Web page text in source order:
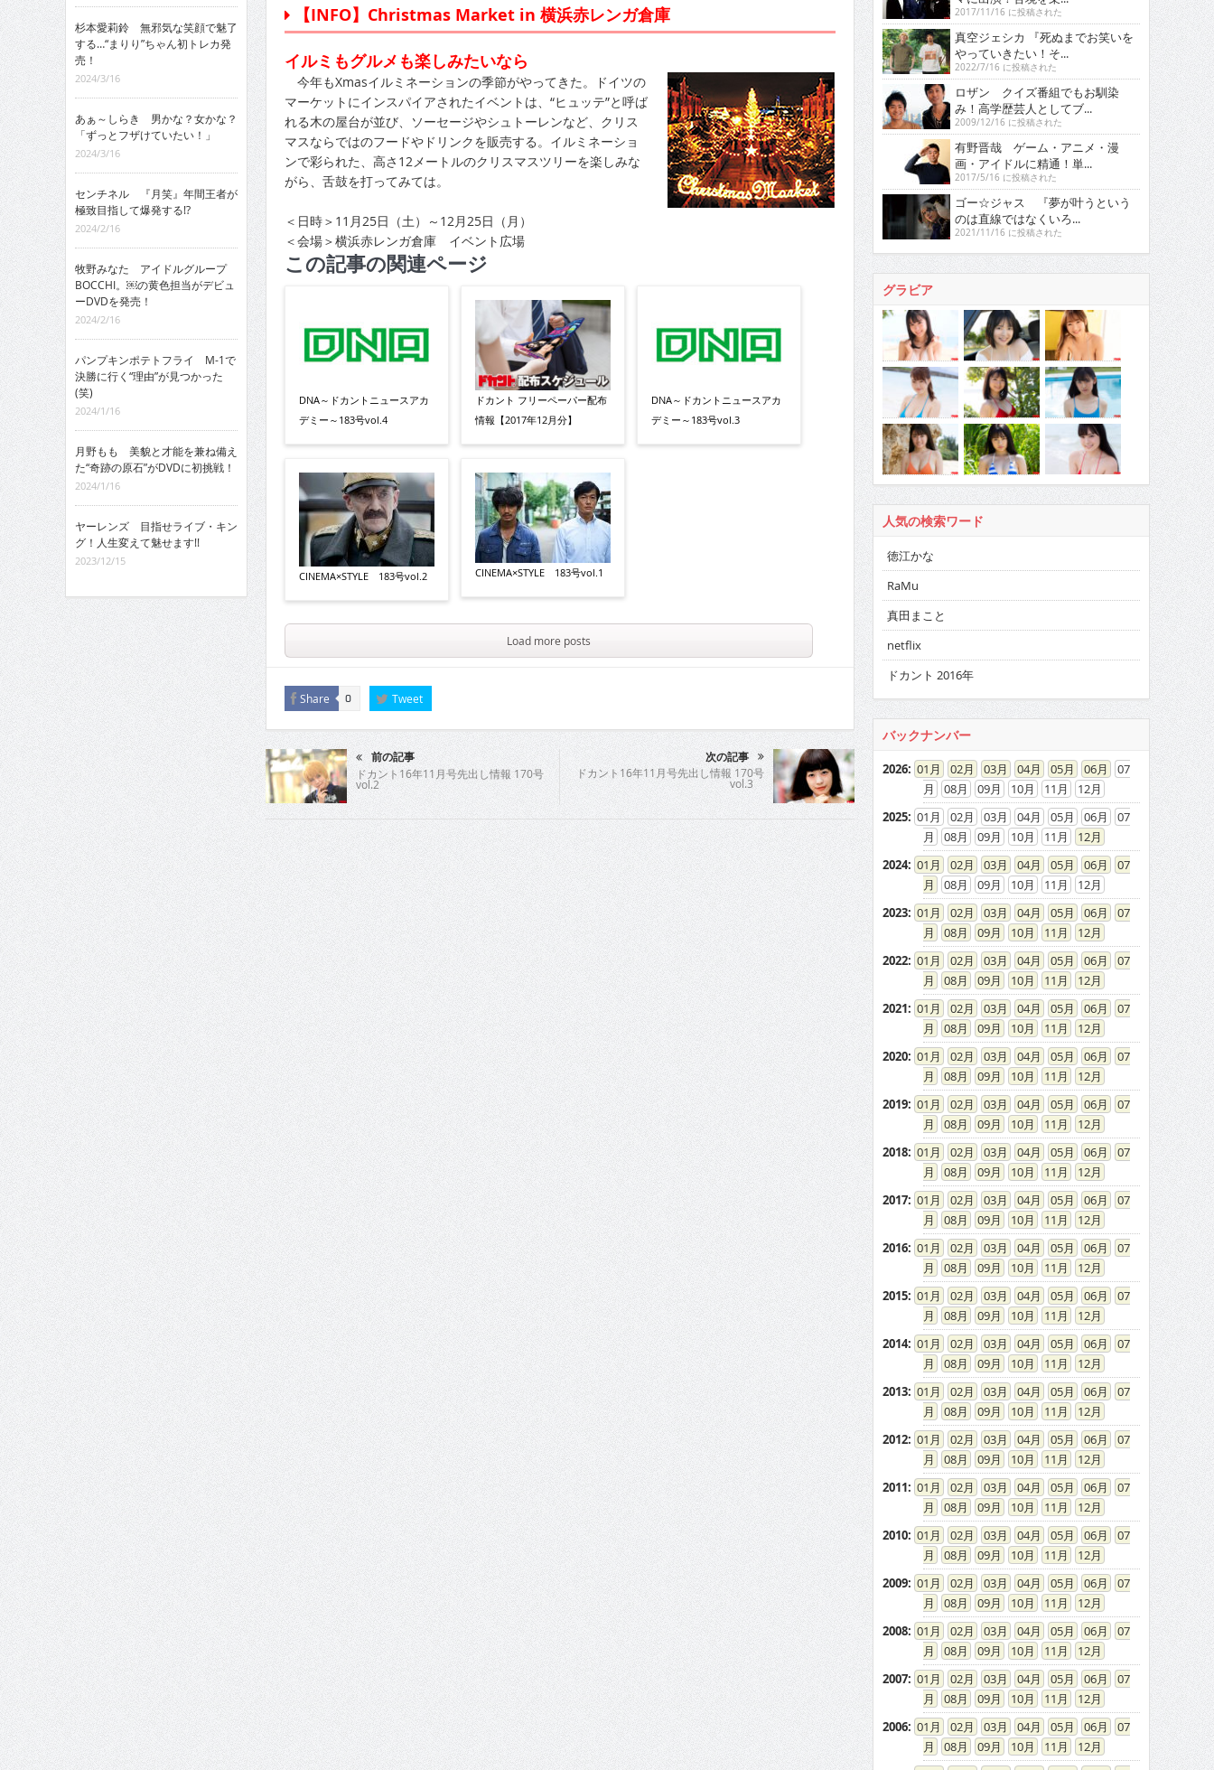
【INFO】Christmas Market in 横浜赤レンガ倉庫
イルミもグルメも楽しみたいなら
今年もXmasイルミネーションの季節がやってきた。ドイツの
マーケットにインスパイアされたイベントは、“ヒュッテ”と呼ば
れる木の屋台が並び、ソーセージやシュトーレンなど、クリス
マスならではのフードやドリンクを販売する。イルミネーショ
ンで彩られた、高さ12メートルのクリスマスツリーを楽しみな
がら、舌鼓を打ってみては。
＜日時＞11月25日（土）～12月25日（月）
＜会場＞横浜赤レンガ倉庫 イベント広場
この記事の関連ページ
DNA～ドカントニュースアカ
デミー～183号vol.4
CINEMA×STYLE 183号vol.2
ドカント フリーペーパー配布
情報【2017年12月分】
CINEMA×STYLE 183号vol.1
DNA～ドカントニュースアカ
デミー～183号vol.3
Load more posts
Share 0 Tweet
前の記事
ドカント16年11月号先出し情報 170号
vol.2
次の記事
ドカント16年11月号先出し情報 170号
vol.3
杉本愛莉鈴 無邪気な笑顔で魅了
する…“まりり”ちゃん初トレカ発
売！
2024/3/16
あぁ～しらき 男かな？女かな？
「ずっとフザけていたい！」
2024/3/16
センチネル 『月笑』年間王者が
極致目指して爆発する!?
2024/2/16
牧野みなた アイドルグループ
BOCCHI。￼の黄色担当がデビュ
ーDVDを発売！
2024/2/16
パンプキンポテトフライ M-1で
決勝に行く“理由”が見つかった
(笑)
2024/1/16
月野もも 美貌と才能を兼ね備え
た“奇跡の原石”がDVDに初挑戦！
2024/1/16
ヤーレンズ 目指せライブ・キン
グ！人生変えて魅せます!!
2023/12/15
2017/11/16 に投稿された
真空ジェシカ 『死ぬまでお笑いを
やっていきたい！そ...
2022/7/16 に投稿された
ロザン クイズ番組でもお馴染
み！高学歴芸人としてブ...
2009/12/16 に投稿された
有野晋哉 ゲーム・アニメ・漫
画・アイドルに精通！単...
2017/5/16 に投稿された
ゴー☆ジャス 『夢が叶うという
のは直線ではなくいろ...
2021/11/16 に投稿された
グラビア
人気の検索ワード
徳江かな
RaMu
真田まこと
netflix
ドカント 2016年
バックナンバー
2026: 01 02 03 04 05 06
07
08
09 10 11
12
2025: 01 02 03 04 05 06
07
08
09 10 11
12
2024: 01 02 03 04 05 06
07
08
09 10 11
12
2023: 01 02 03 04 05 06
07
08
09 10 11
12
2022: 01 02 03 04 05 06
07
08
09 10 11
12
2021: 01 02 03 04 05 06
07
08
09 10 11
12
2020: 01 02 03 04 05 06
07
08
09 10 11
12
2019: 01 02 03 04 05 06
07
08
09 10 11
12
2018: 01 02 03 04 05 06
07
08
09 10 11
12
2017: 01 02 03 04 05 06
07
08
09 10 11
12
2016: 01 02 03 04 05 06
07
08
09 10 11
12
2015: 01 02 03 04 05 06
07
08
09 10 11
12
2014: 01 02 03 04 05 06
07
08
09 10 11
12
2013: 01 02 03 04 05 06
07
08
09 10 11
12
2012: 01 02 03 04 05 06
07
08
09 10 11
12
2011: 01 02 03 04 05 06
07
08
09 10 11
12
2010: 01 02 03 04 05 06
07
08
09 10 11
12
2009: 01 02 03 04 05 06
07
08
09 10 11
12
2008: 01 02 03 04 05 06
07
08
09 10 11
12
2007: 01 02 03 04 05 06
07
08
09 10 11
12
2006: 01 02 03 04 05 06
07
08
09 10 11
12